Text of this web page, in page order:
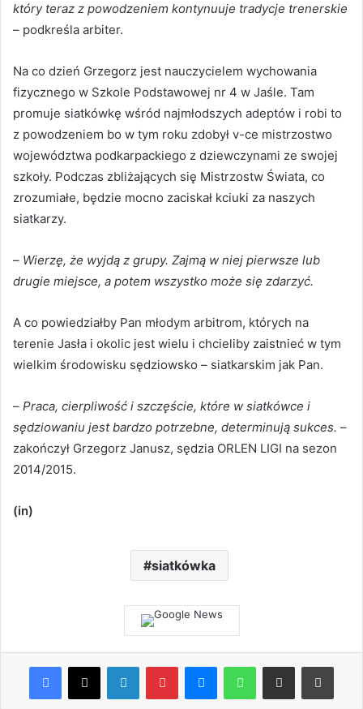
który teraz z powodzeniem kontynuuje tradycje trenerskie
– podkreśla arbiter.
Na co dzień Grzegorz jest nauczycielem wychowania
fizycznego w Szkole Podstawowej nr 4 w Jaśle. Tam
promuje siatkówkę wśród najmłodszych adeptów i robi to
z powodzeniem bo w tym roku zdobył v-ce mistrzostwo
województwa podkarpackiego z dziewczynami ze swojej
szkoły. Podczas zbliżających się Mistrzostw Świata, co
zrozumiałe, będzie mocno zaciskał kciuki za naszych
siatkarzy.
– Wierzę, że wyjdą z grupy. Zajmą w niej pierwsze lub
drugie miejsce, a potem wszystko może się zdarzyć.
A co powiedziałby Pan młodym arbitrom, których na
terenie Jasła i okolic jest wielu i chcieliby zaistnieć w tym
wielkim środowisku sędziowsko – siatkarskim jak Pan.
– Praca, cierpliwość i szczęście, które w siatkówce i
sędziowaniu jest bardzo potrzebne, determinują sukces. –
zakończył Grzegorz Janusz, sędzia ORLEN LIGI na sezon
2014/2015.
(in)
siatkówka
Facebook
X LinkedInPinterestMessengerWhatsAppShare via Email Print